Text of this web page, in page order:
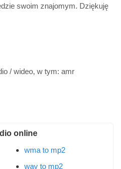
swoim znajomym. Dziękuję
/ wideo, w tym: amr
online
wma to mp2
wav to mp2